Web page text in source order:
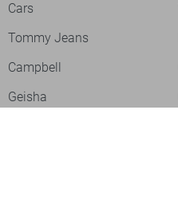
Cars
Tommy Jeans
Campbell
Geisha